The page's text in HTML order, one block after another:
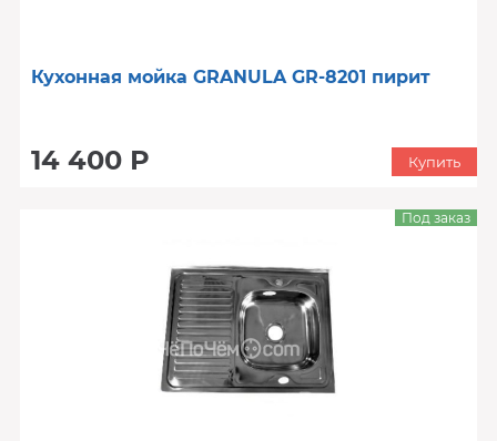
Кухонная мойка GRANULA GR-8201 пирит
14 400 Р Купить
Под заказ